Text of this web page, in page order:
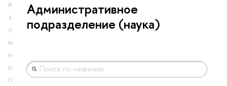
Й
К
Л
М
Н
О
П
Административное
подразделение (наука)